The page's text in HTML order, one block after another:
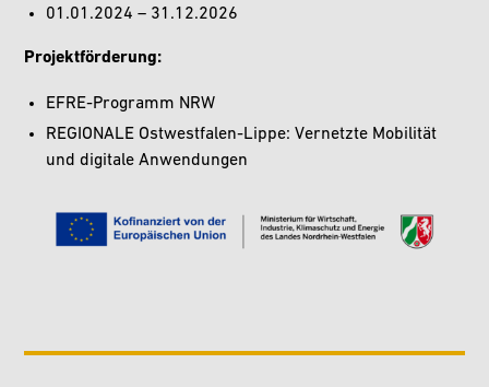
01.01.2024 – 31.12.2026
Projektförderung:
EFRE-Programm NRW
REGIONALE Ostwestfalen-Lippe: Vernetzte Mobilität
und digitale Anwendungen